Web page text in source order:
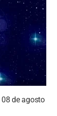
de agosto